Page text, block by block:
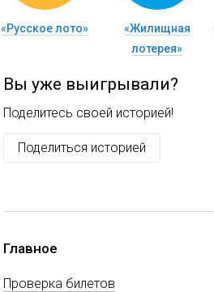
«Русское лото»
«Жилищная
лотерея»
Вы уже выигрывали?
Поделитесь своей историей!
Поделиться историей
Главное
Проверка билетов